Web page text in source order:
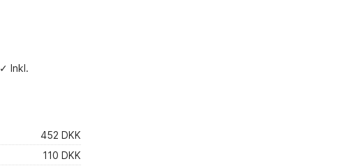
✓ Inkl.
452 DKK
110 DKK